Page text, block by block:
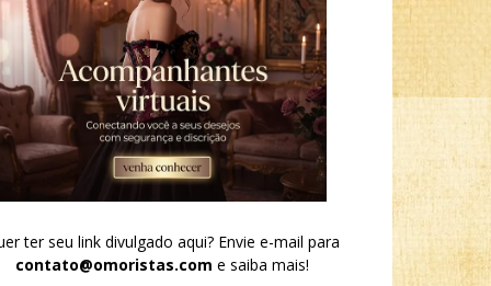
ter seu link divulgado aqui? Envie e-mail para
contato@omoristas.com e saiba mais!